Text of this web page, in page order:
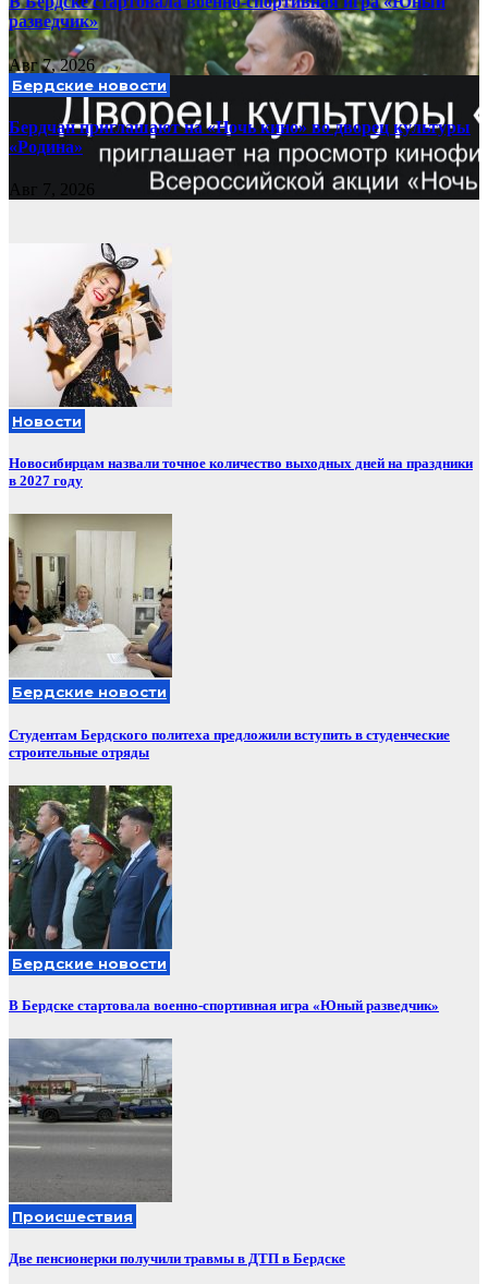
разведчик»
Авг 7, 2026
Бердские новости
Бердчан приглашают на «Ночь кино» во дворец культуры
«Родина»
Авг 7, 2026
Новости
Новосибирцам назвали точное количество выходных дней на праздники
в 2027 году
Бердские новости
Студентам Бердского политеха предложили вступить в студенческие
строительные отряды
Бердские новости
В Бердске стартовала военно-спортивная игра «Юный разведчик»
Происшествия
Две пенсионерки получили травмы в ДТП в Бердске